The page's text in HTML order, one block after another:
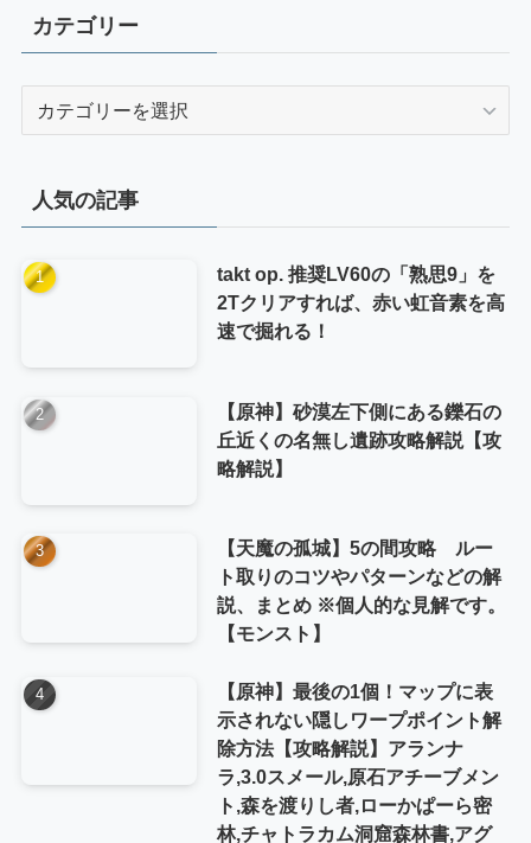
カテゴリー
ー
人気の記事
takt op. 推奨LV60の「熟思9」を
2Tクリアすれば、赤い虹音素を高
速で掘れる！
【原神】砂漠左下側にある鑠石の
丘近くの名無し遺跡攻略解説【攻
略解説】
【天魔の孤城】5の間攻略 ルー
ト取りのコツやパターンなどの解
説、まとめ ※個人的な見解です。
【モンスト】
【原神】最後の1個！マップに表
示されない隠しワープポイント解
除方法【攻略解説】アランナ
ラ,3.0スメール,原石アチーブメン
ト,森を渡りし者,ローかぱーら密
林,チャトラカム洞窟森林書,アグ